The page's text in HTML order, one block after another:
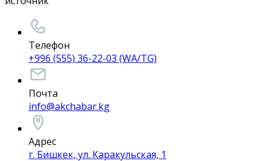
Телефон
+996 (555) 36-22-03 (WA/TG)
Почта
info@akchabar.kg
Адрес
г. Бишкек, ул. Каракульская, 1